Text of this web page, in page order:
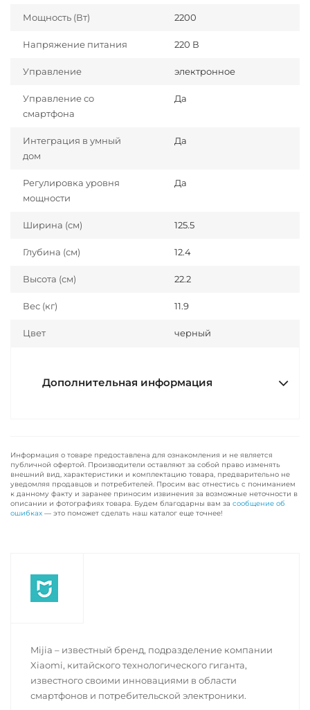
Мощность (Вт) 2200
Напряжение питания 220 В
Управление электронное
Управление со
смартфона
Да
Интеграция в умный
дом
Да
Регулировка уровня
мощности
Да
Ширина (см) 125.5
Глубина (см) 12.4
Высота (см) 22.2
Вес (кг) 11.9
Цвет черный
Дополнительная информация
Информация о товаре предоставлена для ознакомления и не является
публичной офертой. Производители оставляют за собой право изменять
внешний вид, характеристики и комплектацию товара, предварительно не
уведомляя продавцов и потребителей. Просим вас отнестись с пониманием
к данному факту и заранее приносим извинения за возможные неточности в
описании и фотографиях товара. Будем благодарны вам за сообщение об
ошибках — это поможет сделать наш каталог еще точнее!
Mijia – известный бренд, подразделение компании
Xiaomi, китайского технологического гиганта,
известного своими инновациями в области
смартфонов и потребительской электроники.